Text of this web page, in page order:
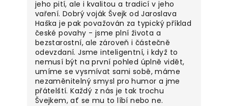
jeho pití, ale i kvalitou a tradicí v jeho
vaření. Dobrý voják Švejk od Jaroslava
Haška je pak považován za typický příklad
české povahy - jsme plní života a
bezstarostní, ale zároveň i částečně
odevzdaní. Jsme inteligentní, i když to
nemusí být na první pohled úplně vidět,
umíme se vysmívat sami sobě, máme
nezaměnitelný smysl pro humor a jme
přátelští. Každý z nás je tak trochu
Švejkem, ať se mu to líbí nebo ne.